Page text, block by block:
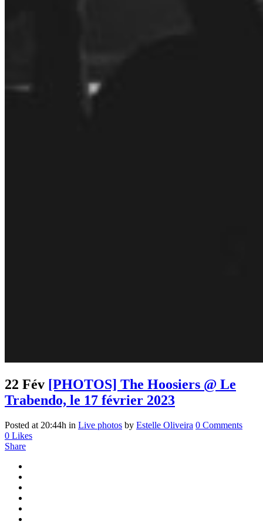
22 Fév [PHOTOS] The Hoosiers @ Le
Trabendo, le 17 février 2023
Posted at 20:44h in Live photos by Estelle Oliveira 0 Comments
0 Likes
Share